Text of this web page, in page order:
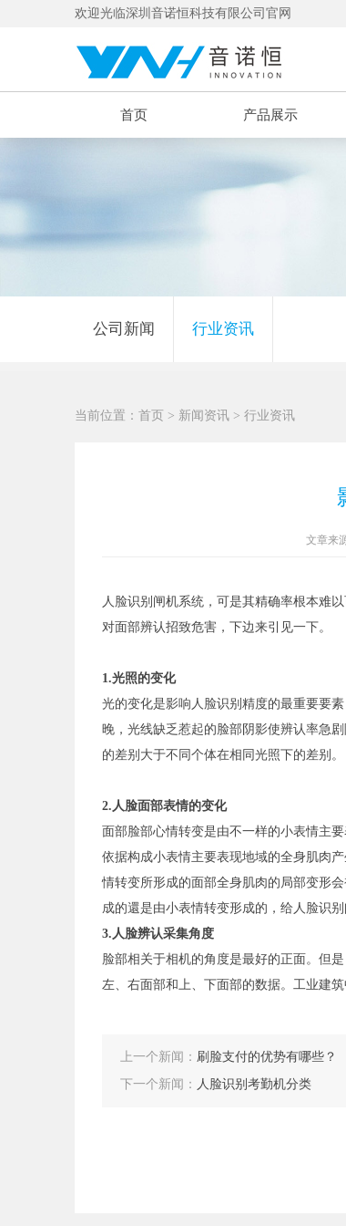
欢迎光临深圳音诺恒科技有限公司官网
首页 产品展示
公司新闻 行业资讯
当前位置： 首页 > 新闻资讯 > 行业资讯
文章来
人脸识别闸机系统，可是其精确率根本难
对面部辨认招致危害，下边来引见一下。
1.光照的变化
光的变化是影响人脸识别精度的最重要要
晚，光线缺乏惹起的脸部阴影使辨认率急
的差别大于不同个体在相同光照下的差别。
2.人脸面部表情的变化
面部脸部心情转变是由不一样的小表情主
依据构成小表情主要表现地域的全身肌肉
情转变所形成的面部全身肌肉的局部变形
成的還是由小表情转变形成的，给人脸识
3.人脸辨认采集角度
脸部相关于相机的角度是最好的正面。但
左、右面部和上、下面部的数据。工业建
上一个新闻： 刷脸支付的优势有哪些？
下一个新闻： 人脸识别考勤机分类